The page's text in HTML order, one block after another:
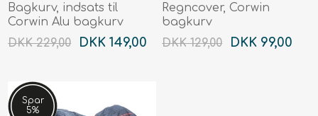
Bagkurv, indsats til
Corwin Alu bagkurv
DKK 229,00
DKK 149,00
Regncover, Corwin
bagkurv
DKK 129,00
DKK 99,00
Spar
5%